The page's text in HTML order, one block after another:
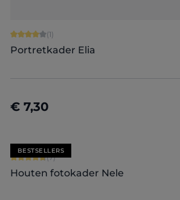
Gemiddelde score van 4 op 5 sterren
(1)
Portretkader Elia
€ 7,30
Details
BESTSELLERS
Gemiddelde score van 4.71 op 5 sterren
(7)
Houten fotokader Nele